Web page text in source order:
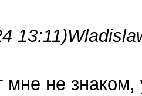
13:11)
мне не знаком,